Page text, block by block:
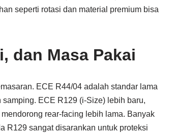
seperti rotasi dan material premium bisa
dan Masa Pakai
ECE R44/04 adalah standar lama
ECE R129 (i-Size) lebih baru,
rear-facing lebih lama. Banyak
R129 sangat disarankan untuk proteksi